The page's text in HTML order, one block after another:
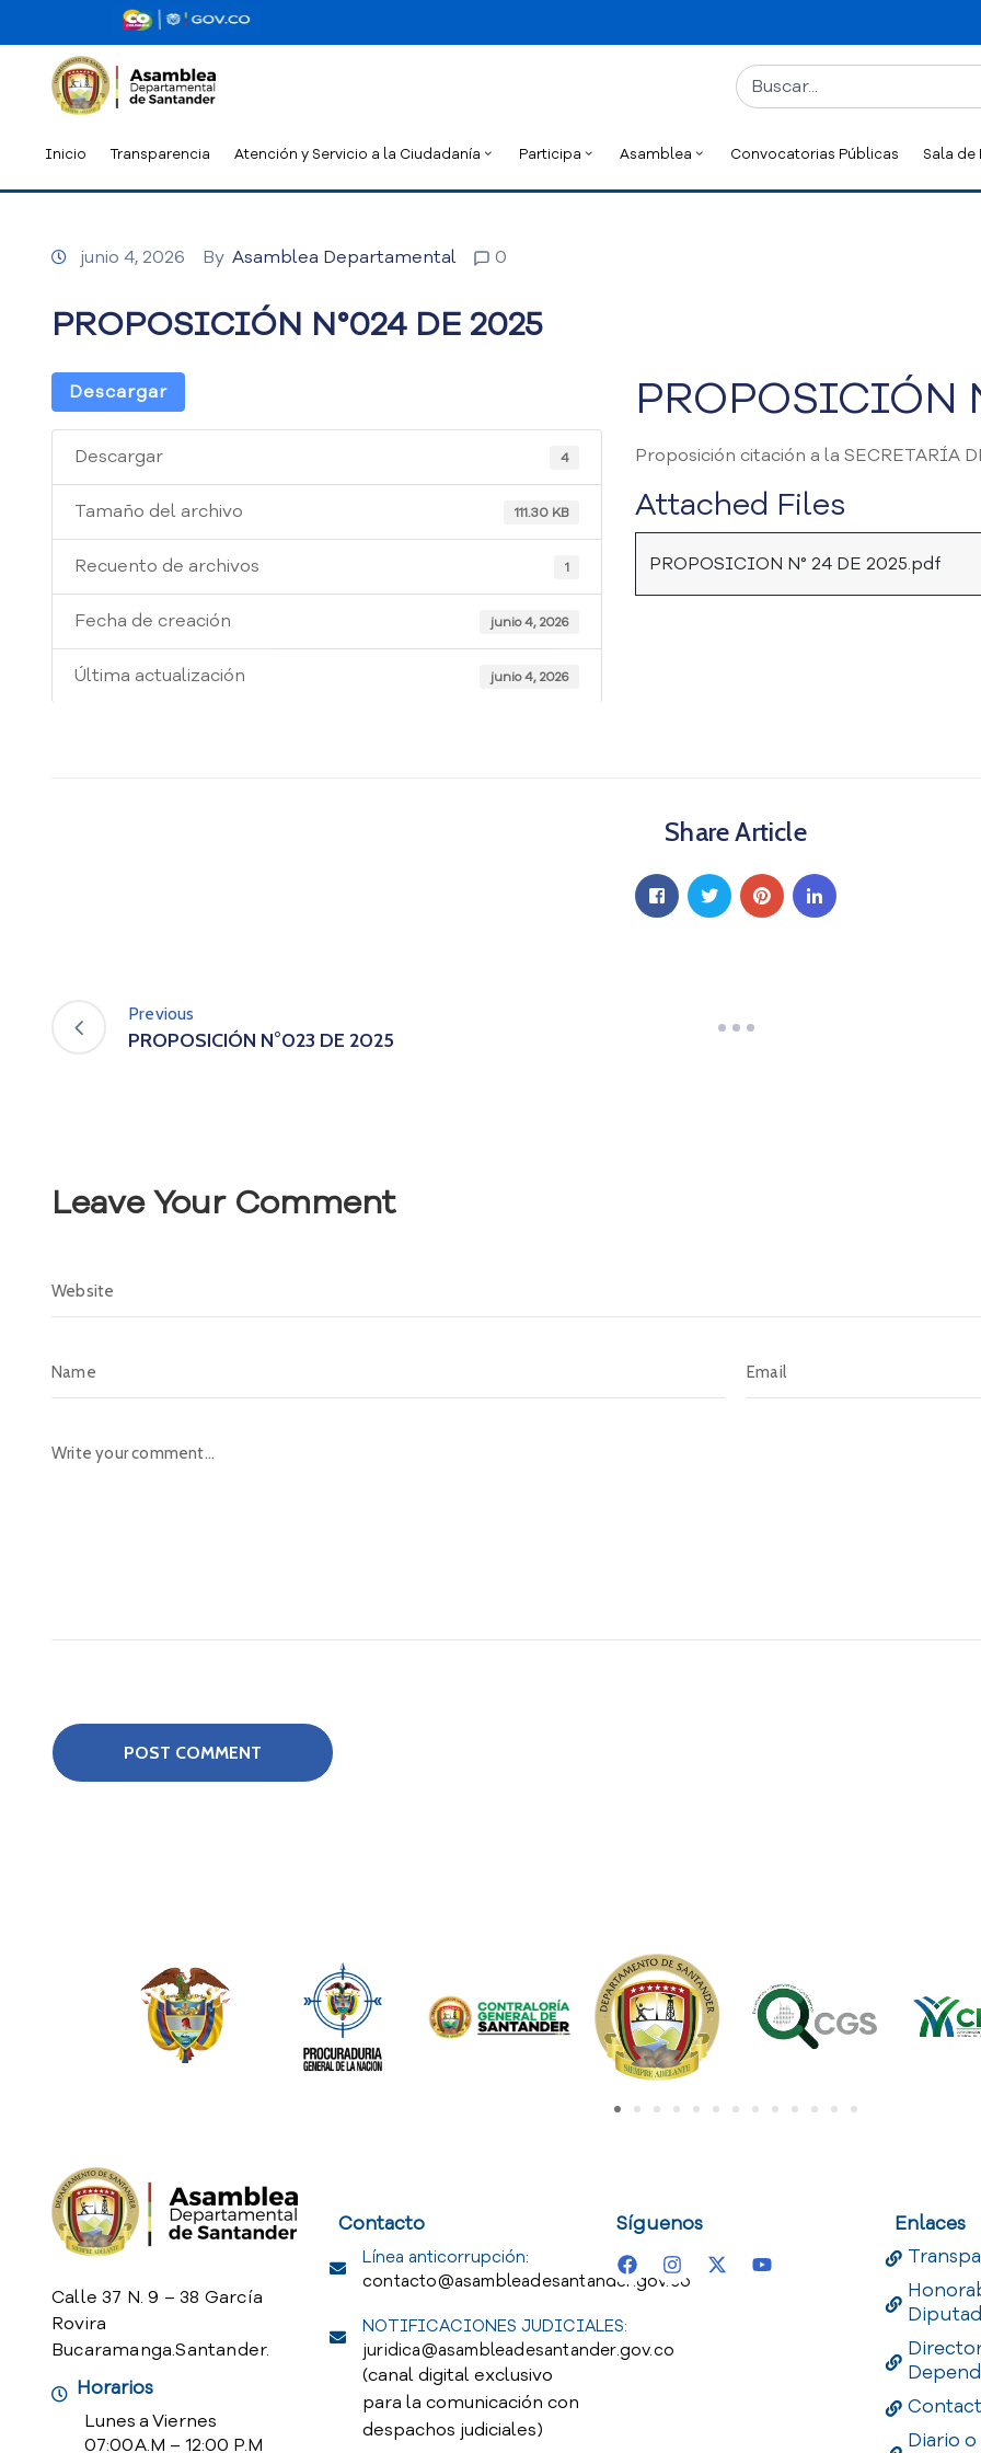
Inicio Transparencia Atención y Servicio a la Ciudadanía Participa Asamblea Convocatorias Públicas Sala de
junio 4, 2026 By Asamblea Departamental 0
PROPOSICIÓN N°024 DE 2025
Descargar
Descargar 4
Tamaño del archivo 111.30 KB
Recuento de archivos 1
Fecha de creación junio 4, 2026
Última actualización junio 4, 2026
PROPOSICIÓN
Proposición citación a la SECRETARÍA
Attached Files
PROPOSICION N° 24 DE 2025.pdf
Share Article
Previous
PROPOSICIÓN N°023 DE 2025
Leave Your Comment
Calle 37 N. 9 – 38 García
Rovira
Bucaramanga.Santander.
Horarios
Lunes a Viernes
07:00 A.M – 12:00 P.M
Contacto
Línea anticorrupción:
contacto@asambleadesantander.gov.co
NOTIFICACIONES JUDICIALES:
juridica@asambleadesantander.gov.co
(canal digital exclusivo
para la comunicación con
despachos judiciales)
Síguenos
Enlaces
Diario